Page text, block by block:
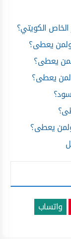
الخاص الكويتي؟
ولمن يعطى؟
يعطى؟
يعطى؟
يعطى؟
واتساب